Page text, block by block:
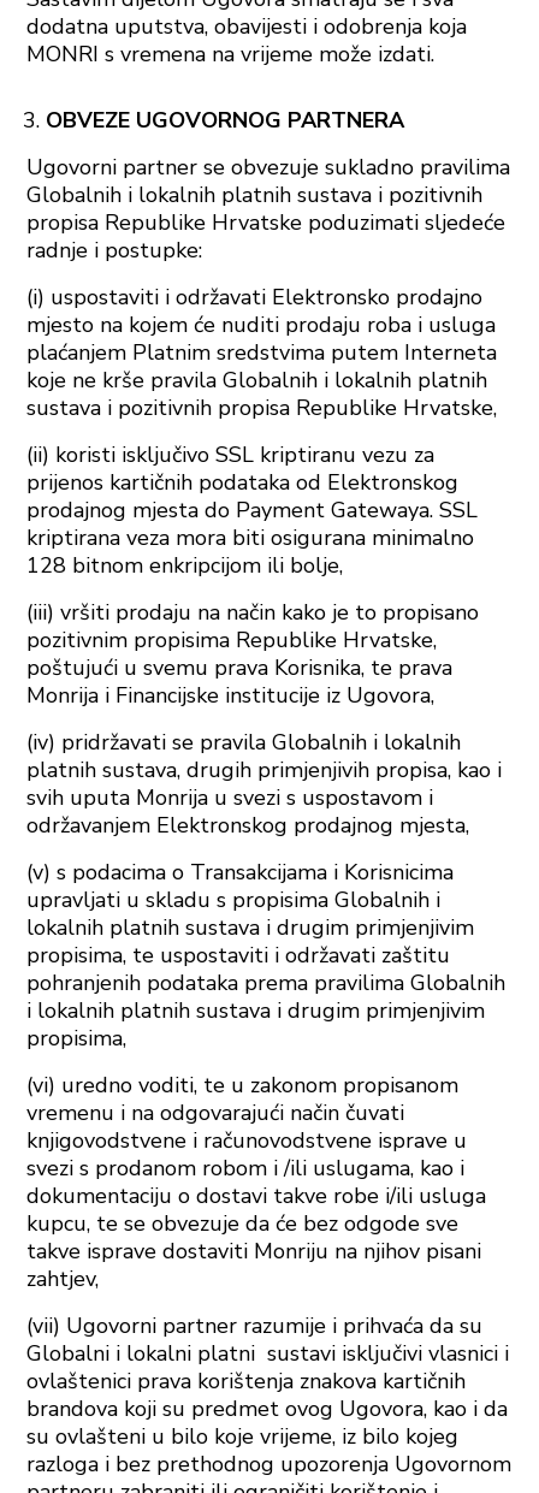
dodatna uputstva, obavijesti i odobrenja koja
MONRI s vremena na vrijeme može izdati.
OBVEZE UGOVORNOG PARTNERA
Ugovorni partner se obvezuje sukladno pravilima
Globalnih i lokalnih platnih sustava i pozitivnih
propisa Republike Hrvatske poduzimati sljedeće
radnje i postupke:
(i) uspostaviti i održavati Elektronsko prodajno
mjesto na kojem će nuditi prodaju roba i usluga
plaćanjem Platnim sredstvima putem Interneta
koje ne krše pravila Globalnih i lokalnih platnih
sustava i pozitivnih propisa Republike Hrvatske,
(ii) koristi isključivo SSL kriptiranu vezu za
prijenos kartičnih podataka od Elektronskog
prodajnog mjesta do Payment Gatewaya. SSL
kriptirana veza mora biti osigurana minimalno
128 bitnom enkripcijom ili bolje,
(iii) vršiti prodaju na način kako je to propisano
pozitivnim propisima Republike Hrvatske,
poštujući u svemu prava Korisnika, te prava
Monrija i Financijske institucije iz Ugovora,
(iv) pridržavati se pravila Globalnih i lokalnih
platnih sustava, drugih primjenjivih propisa, kao i
svih uputa Monrija u svezi s uspostavom i
održavanjem Elektronskog prodajnog mjesta,
(v) s podacima o Transakcijama i Korisnicima
upravljati u skladu s propisima Globalnih i
lokalnih platnih sustava i drugim primjenjivim
propisima, te uspostaviti i održavati zaštitu
pohranjenih podataka prema pravilima Globalnih
i lokalnih platnih sustava i drugim primjenjivim
propisima,
(vi) uredno voditi, te u zakonom propisanom
vremenu i na odgovarajući način čuvati
knjigovodstvene i računovodstvene isprave u
svezi s prodanom robom i /ili uslugama, kao i
dokumentaciju o dostavi takve robe i/ili usluga
kupcu, te se obvezuje da će bez odgode sve
takve isprave dostaviti Monriju na njihov pisani
zahtjev,
(vii) Ugovorni partner razumije i prihvaća da su
Globalni i lokalni platni sustavi isključivi vlasnici i
ovlaštenici prava korištenja znakova kartičnih
brandova koji su predmet ovog Ugovora, kao i da
su ovlašteni u bilo koje vrijeme, iz bilo kojeg
razloga i bez prethodnog upozorenja Ugovornom